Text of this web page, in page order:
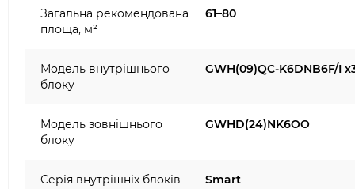
Загальна рекомендована
площа, м²
61–80
Модель внутрішнього
блоку
GWH(09)QC-K6DNB6F/I
Модель зовнішнього
блоку
GWHD(24)NK6OO
Серія внутрішніх блоків Smart